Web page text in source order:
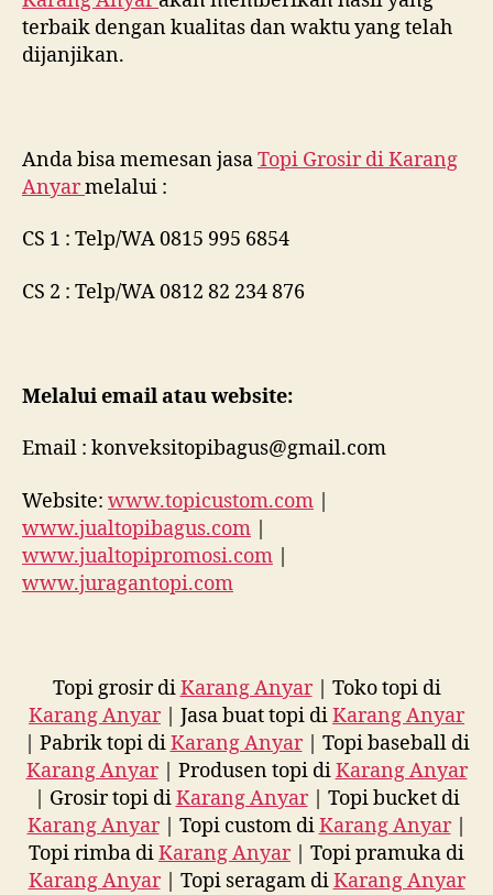
terbaik dengan kualitas dan waktu yang telah
dijanjikan.
Anda bisa memesan jasaTopi Grosir diKarang
Anyarmelalui :
CS 1 : Telp/WA 0815 995 6854
CS 2 : Telp/WA 0812 82 234 876
Melalui email atau website:
Email : konveksitopibagus@gmail.com
Website: www.topicustom.com |
www.jualtopibagus.com |
www.jualtopipromosi.com |
www.juragantopi.com
Topi grosir diKarang Anyar| Toko topi di
Karang Anyar| Jasa buat topi diKarang Anyar
| Pabrik topi diKarang Anyar| Topi baseball di
Karang Anyar| Produsen topi diKarang Anyar
| Grosir topi diKarang Anyar| Topi bucket di
Karang Anyar| Topi custom diKarang Anyar|
Topi rimba diKarang Anyar| Topi pramuka di
Karang Anyar| Topi seragam diKarang Anyar